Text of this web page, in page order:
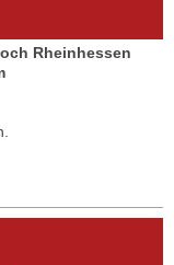
Rheinhessen